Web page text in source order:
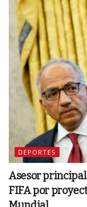
DEPORTES
Asesor
FIFA por